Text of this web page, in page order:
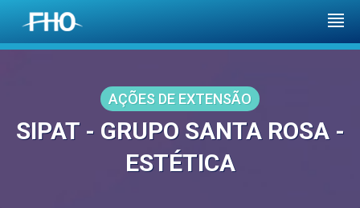
AÇÕES DE EXTENSÃO
SIPAT - GRUPO SANTA ROSA -
ESTÉTICA